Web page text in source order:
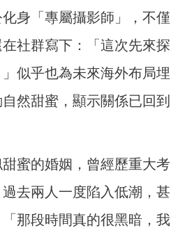
身「專屬攝影師」，不僅
社群寫下：「這次先來探
似乎也為未來海外布局埋
然甜蜜，顯示關係已回到
蜜的婚姻，曾經歷重大考
去兩人一度陷入低潮，甚
那段時間真的很黑暗，我